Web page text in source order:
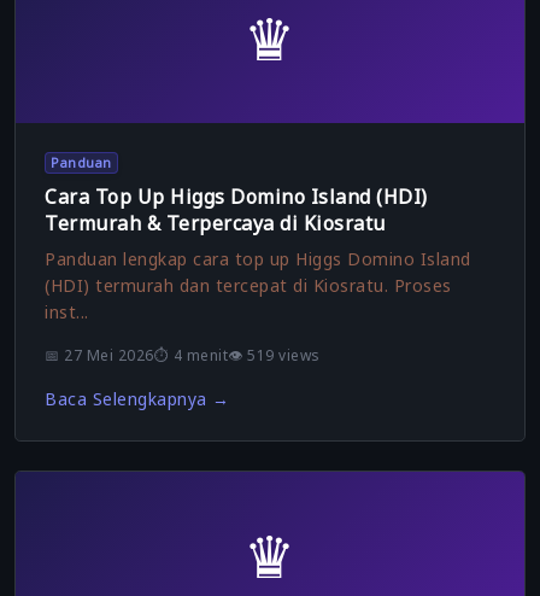
♛
Panduan
Cara Top Up Higgs Domino Island (HDI)
Termurah & Terpercaya di Kiosratu
Panduan lengkap cara top up Higgs Domino Island
(HDI) termurah dan tercepat di Kiosratu. Proses
inst...
📅 27 Mei 2026⏱️ 4 menit👁️ 519 views
Baca Selengkapnya →
♛